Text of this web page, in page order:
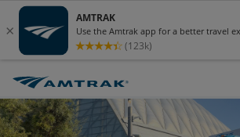
Contenido
Navegación